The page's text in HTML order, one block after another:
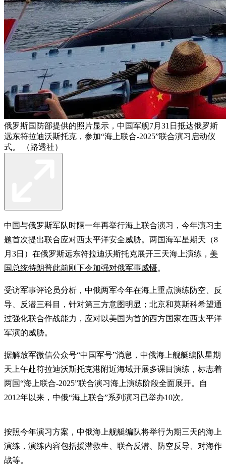
俄罗斯国防部提供的照片显示，中国军舰7月31日抵达俄罗斯
远东符拉迪沃斯托克，参加“海上联合-2025”联合演习启动仪
式。 （路透社）
中国与俄罗斯军队时隔一年再举行海上联合演习，今年演习主
题首次提出联合应对西太平洋安全威胁。两国海军星期天（8
月3日）在俄罗斯远东符拉迪沃斯托克展开三天海上演练， 美
国总统特朗普此前刚下令加强对俄军事威慑。
受访军事评论员分析，中俄两军今年在海上重点演练防空、反
导、反潜三科目，针对第三方意图明显；北京和莫斯科希望通
过强化联合作战能力，应对以美国为首的西方国家在西太平洋
军演的威胁。
据解放军微信公众号“中国军号”消息，中俄海上舰艇编队星期
天上午赴符拉迪沃斯托克港附近海域开展多课目演练，标志着
两国“海上联合-2025”联合演习海上演练阶段全面展开。自
2012年以来，中俄“海上联合”系列演习已举办10次。
按照今年演习方案，中俄海上舰艇编队将举行为期三天的海上
演练，演练内容包括援潜救生、联合反潜、防空反导、对海作
战等。